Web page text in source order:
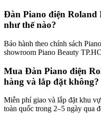
Đàn Piano điện Roland
như thế nào?
Bảo hành theo chính sách
showroom Piano Beauty
Mua Đàn Piano điện
hàng và lắp đặt không?
Miễn phí giao và lắp đặt khu
toàn quốc trong 2–5 ngày qua